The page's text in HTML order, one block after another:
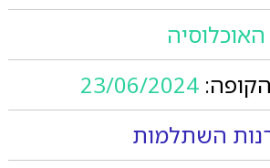
23/06/2024
השתלמות